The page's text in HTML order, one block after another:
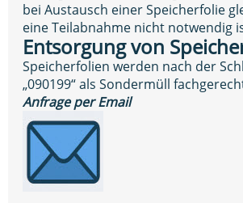
bei Austausch einer Speicherfolie
eine Teilabnahme nicht notwendig
Entsorgung von
Speicherfolien werden nach der
„090199“ als Sondermüll
Anfrage per Email